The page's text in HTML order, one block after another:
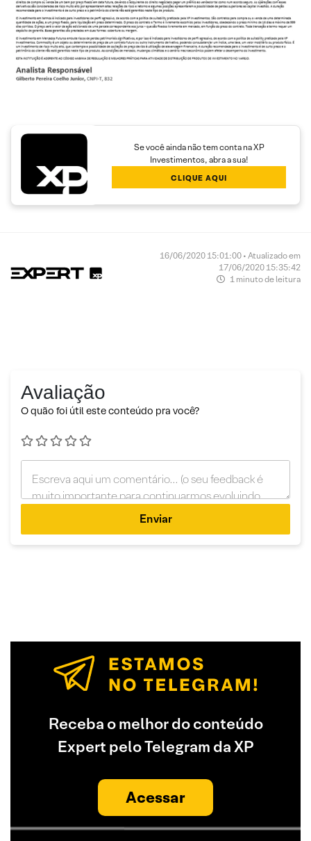
Se você ainda não tem conta na XP
Investimentos, abra a sua!
CLIQUE AQUI
16/06/2020 15:01:00 • Atualizado em
17/06/2020 15:35:42
1 minuto de leitura
Avaliação
O quão foi útil este conteúdo pra você?
Enviar
Receba o melhor do conteúdo
Expert pelo Telegram da XP
Acessar